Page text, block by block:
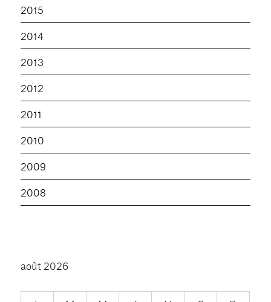
2015
2014
2013
2012
2011
2010
2009
2008
août 2026